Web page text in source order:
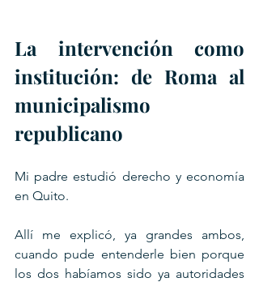
La intervención como
institución: de Roma al
municipalismo
republicano
Mi padre estudió derecho y economía
en Quito.
Allí me explicó, ya grandes ambos,
cuando pude entenderle bien porque
los dos habíamos sido ya autoridades